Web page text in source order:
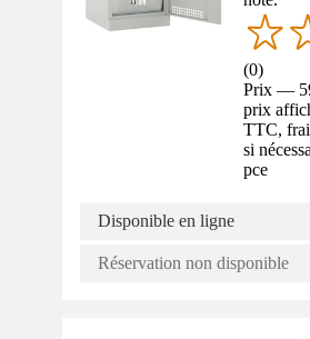
(0)
Prix —
prix
TTC,
si
pce
Disponible en ligne
Réservation non disponible